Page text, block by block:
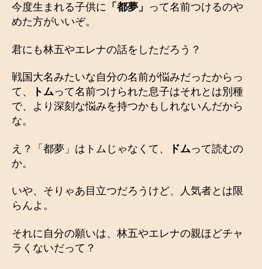
今度生まれる子供に 「都夢」 って名前つけるのや
めた方がいいぞ。
君にも林五やエレナの話をしただろう？
戦国大名みたいな自分の名前が悩みだったからっ
て、
トムって名前つけられた息子はそれとは別種
で、より深刻な悩みを持つかもしれないんだから
な。
え？「都夢」はトムじゃなくて、 ドムって読むの
か。
いや、そりゃあ目立つだろうけど、人気者とは限
らんよ。
それに自分の願いは、林五やエレナの親ほどチャ
ラくないだって？